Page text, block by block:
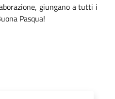
giungano a tutti i
Pasqua!